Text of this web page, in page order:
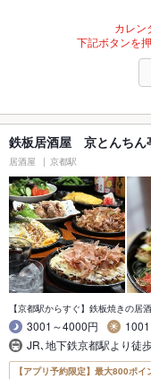
カレン
下記ボタンを
鉄板居酒屋 京とんち
居酒屋 京都駅
【京都駅からすぐ】鉄板焼きの居
3001～4000円
JR､地下鉄京都駅より徒
【アプリ予約限定】最大800ポ